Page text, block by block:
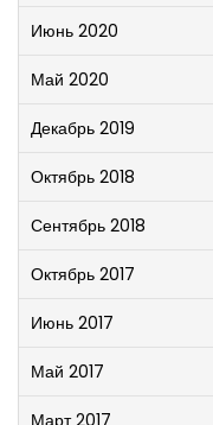
Июнь 2020
Май 2020
Декабрь 2019
Октябрь 2018
Сентябрь 2018
Октябрь 2017
Июнь 2017
Май 2017
Март 2017